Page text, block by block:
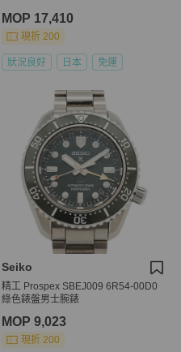
MOP 17,410
現折 200
狀況良好 日本 免運
Seiko
精工 Prospex SBEJ009 6R54-00D0
綠色錶盤男士腕錶
MOP 9,023
現折 200